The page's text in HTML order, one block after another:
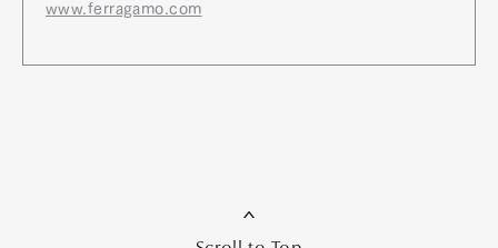
www.ferragamo.com